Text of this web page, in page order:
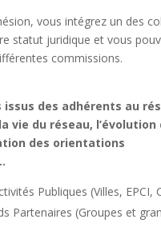
vous intégrez un des
statut juridique et vous
commissions.
issus des adhérents au
vie du réseau, l’évolution
des orientations
Publiques (Villes, EPCI,
Partenaires (Groupes et